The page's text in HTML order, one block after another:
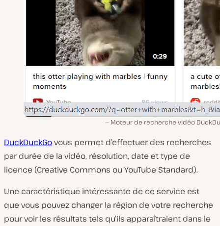
Moteur de recherche vidéo
DuckDuckGovous permet d’effectuer des recherches
par durée de la vidéo, résolution, date et type de
licence (Creative Commons ou YouTube Standard).
Une caractéristique intéressante de ce service est
que vous pouvez changer la région de votre recherche
pour voir les résultats tels qu’ils apparaîtraient dans le